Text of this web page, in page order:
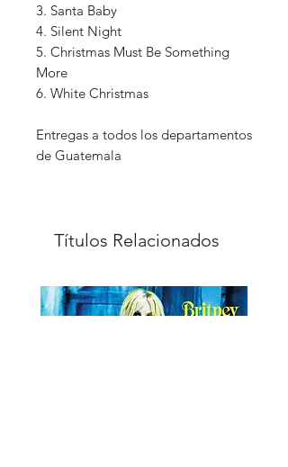
3. Santa Baby
4. Silent Night
5. Christmas Must Be Something
More
6. White Christmas
Entregas a todos los departamentos
de Guatemala
Títulos Relacionados